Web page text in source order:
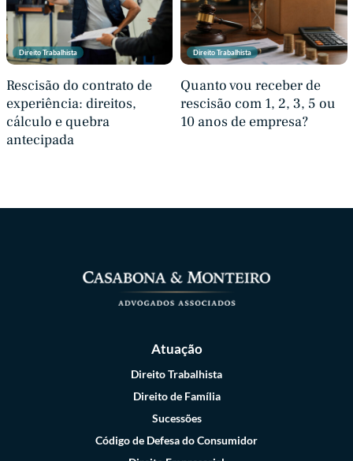
Direito Trabalhista
Rescisão do contrato de
experiência: direitos,
cálculo e quebra
antecipada
Direito Trabalhista
Quanto vou receber de
rescisão com 1, 2, 3, 5 ou
10 anos de empresa?
Atuação
Direito Trabalhista
Direito de Família
Sucessões
Código de Defesa do Consumidor